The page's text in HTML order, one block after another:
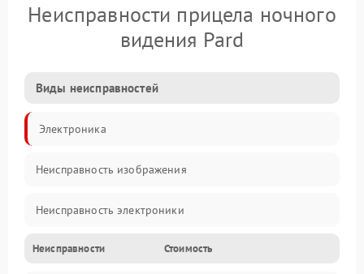
Неисправности прицела ночного
видения Pard
Виды неисправностей
Электроника
Неисправность изображения
Неисправность электроники
Механические повреждения
Неисправности Стоимость